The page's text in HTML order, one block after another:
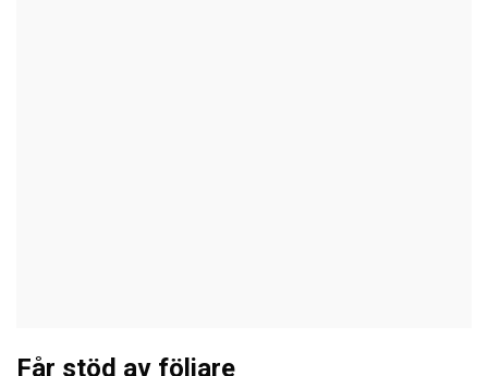
Får stöd av följare